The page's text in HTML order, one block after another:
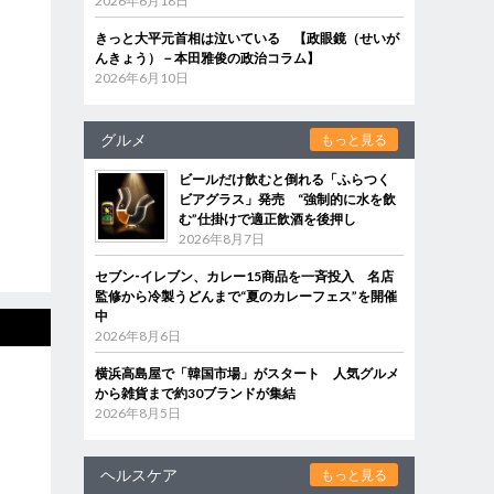
きっと大平元首相は泣いている 【政眼鏡（せいが
んきょう）－本田雅俊の政治コラム】
2026年6月10日
グルメ もっと見る
ビールだけ飲むと倒れる「ふらつく
ビアグラス」発売 “強制的に水を飲
む”仕掛けで適正飲酒を後押し
2026年8月7日
セブン‐イレブン、カレー15商品を一斉投入 名店
監修から冷製うどんまで“夏のカレーフェス”を開催
中
2026年8月6日
横浜高島屋で「韓国市場」がスタート 人気グルメ
から雑貨まで約30ブランドが集結
2026年8月5日
ヘルスケア もっと見る